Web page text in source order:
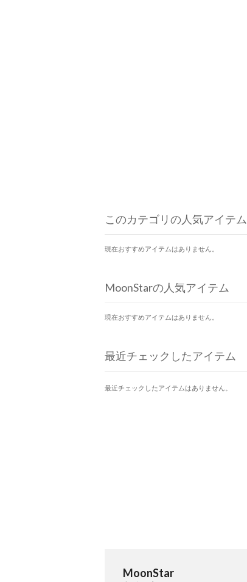
このカテゴリの人気アイテム
現在おすすめアイテムはありません。
MoonStarの人気アイテム
現在おすすめアイテムはありません。
最近チェックしたアイテム
最近チェックしたアイテムはありません。
MoonStar